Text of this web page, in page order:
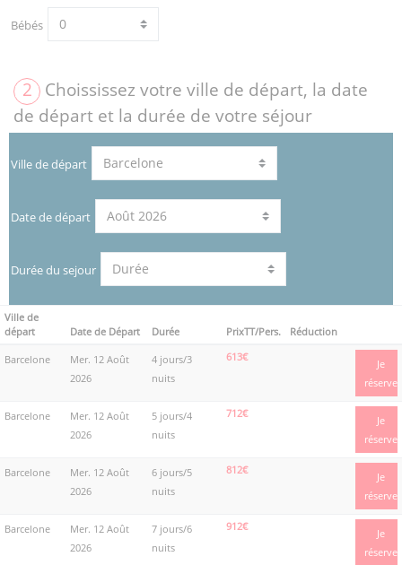
Bébés
2 Choississez votre ville de départ, la date
de départ et la durée de votre séjour
Ville de départ
Date de départ
Durée du sejour
Ville de
départ
Date de Départ Durée PrixTT/Pers. Réduction
Barcelone
Mer. 12 Août
2026
4 jours/3
nuits
613€
Je
réserve
Barcelone
Mer. 12 Août
2026
5 jours/4
nuits
712€
Je
réserve
Barcelone
Mer. 12 Août
2026
6 jours/5
nuits
812€
Je
réserve
Barcelone
Mer. 12 Août
2026
7 jours/6
nuits
912€
Je
réserve